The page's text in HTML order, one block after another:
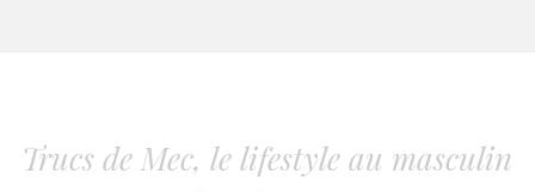
Trucs de Mec, le lifestyle au masculin